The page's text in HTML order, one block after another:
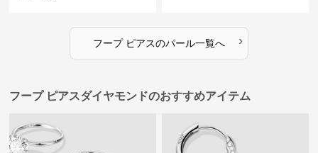
フープ ピアスのパール一覧へ ›
フープ ピアスダイヤモンドのおすすめアイテム